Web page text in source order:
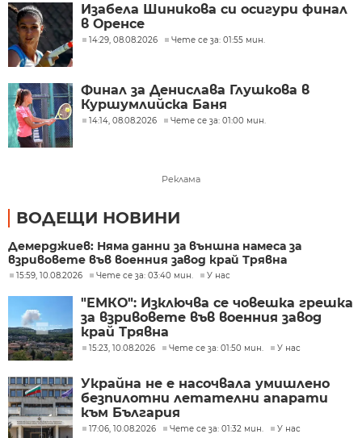
Изабела Шиникова си осигури финал
в Оренсе
14:29, 08.08.2026 Чете се за: 01:55 мин.
Финал за Денислава Глушкова в
Куршумлийска Баня
14:14, 08.08.2026 Чете се за: 01:00 мин.
Реклама
ВОДЕЩИ НОВИНИ
Демерджиев: Няма данни за външна намеса за
взривовете във военния завод край Трявна
15:59, 10.08.2026 Чете се за: 03:40 мин. У нас
"ЕМКО": Изключва се човешка грешка
за взривовете във военния завод
край Трявна
15:23, 10.08.2026 Чете се за: 01:50 мин. У нас
Украйна не е насочвала умишлено
безпилотни летателни апарати
към България
17:06, 10.08.2026 Чете се за: 01:32 мин. У нас